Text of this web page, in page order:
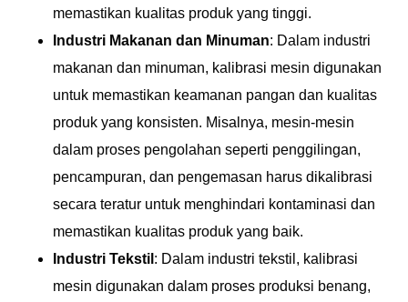
memastikan kualitas produk yang tinggi.
Industri Makanan dan Minuman: Dalam industri
makanan dan minuman, kalibrasi mesin digunakan
untuk memastikan keamanan pangan dan kualitas
produk yang konsisten. Misalnya, mesin-mesin
dalam proses pengolahan seperti penggilingan,
pencampuran, dan pengemasan harus dikalibrasi
secara teratur untuk menghindari kontaminasi dan
memastikan kualitas produk yang baik.
Industri Tekstil : Dalam industri tekstil, kalibrasi
mesin digunakan dalam proses produksi benang,